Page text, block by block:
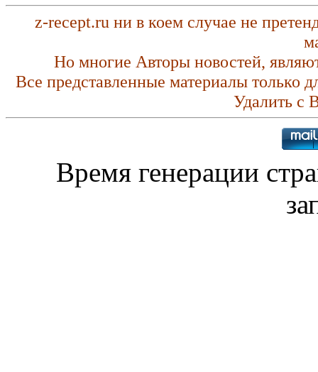
z-recept.ru ни в коем случае не
Но многие Авторы новостей,
Все представленные материалы только
Удалить с
Время генерации